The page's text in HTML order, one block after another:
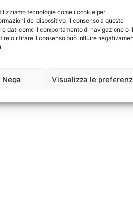
tecnologie come i cookie per
del dispositivo. Il consenso a queste
dati come il comportamento di navigazione o
o ritirare il consenso può influire
Nega Visualizza le